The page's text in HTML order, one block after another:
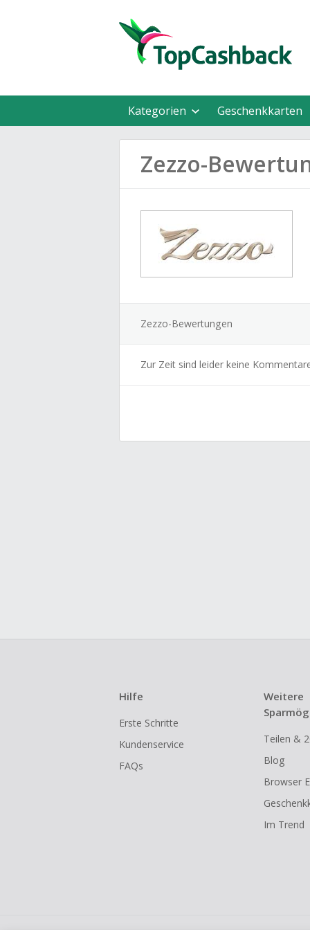
Kategorien Geschenkkarten
Zezzo-
Zezzo-Bewertungen
Zur Zeit sind leider keine
Hilfe
Erste Schritte
Kundenservice
FAQs
Weitere
Teilen &
Blog
Browser
Im Trend